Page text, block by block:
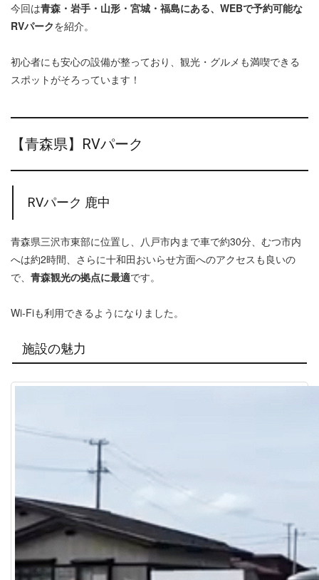
今回は青森・岩手・山形・宮城・福島にある、WEBで予約可能な
RVパークを紹介。
初心者にも安心の設備が整っており、観光・グルメも満喫できる
スポットがそろっています！
【青森県】RVパーク
RVパーク 鹿中
青森県三沢市東部に位置し、八戸市内まで車で約30分、むつ市内
へは約2時間、さらに十和田おいらせ方面へのアクセスも良いの
で、 青森観光の拠点に最適です。
Wi-Fiも利用できるようになりました。
施設の魅力